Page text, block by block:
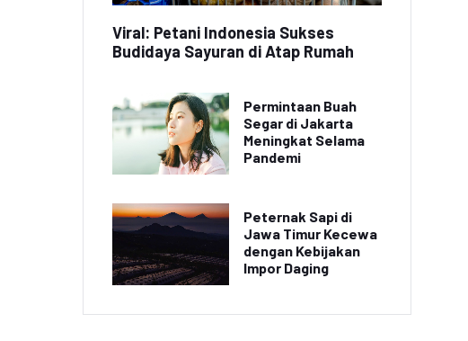
Viral: Petani Indonesia Sukses
Budidaya Sayuran di Atap Rumah
Permintaan Buah
Segar di Jakarta
Meningkat Selama
Pandemi
Peternak Sapi di
Jawa Timur Kecewa
dengan Kebijakan
Impor Daging